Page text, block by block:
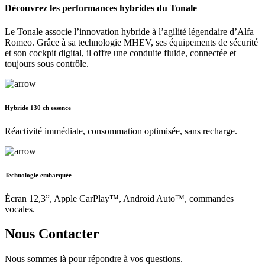
Découvrez les performances hybrides du Tonale
Le Tonale associe l’innovation hybride à l’agilité légendaire d’Alfa
Romeo. Grâce à sa technologie MHEV, ses équipements de sécurité
et son cockpit digital, il offre une conduite fluide, connectée et
toujours sous contrôle.
Hybride 130 ch essence
Réactivité immédiate, consommation optimisée, sans recharge.
Technologie embarquée
Écran 12,3”, Apple CarPlay™, Android Auto™, commandes
vocales.
Nous Contacter
Nous sommes là pour répondre à vos questions.